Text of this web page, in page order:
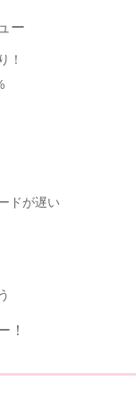
ー
！
ドが遅い
！